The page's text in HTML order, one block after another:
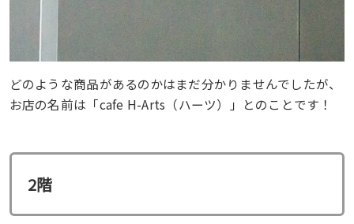
どのような商品があるのかはまだ分かりませんでしたが、
お店の名前は「cafe H-Arts（ハーツ）」とのことです！
2階